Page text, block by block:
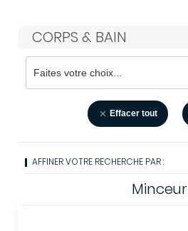
CORPS & BAIN
 Effacer tout
AFFINER VOTRE RECHERCHE PAR :
Minceur